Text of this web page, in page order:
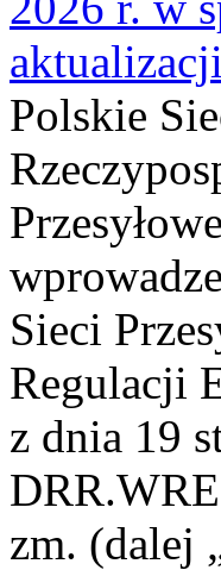
Polskie
Sieci
Regulacji
z dnia 19
zm. (dalej